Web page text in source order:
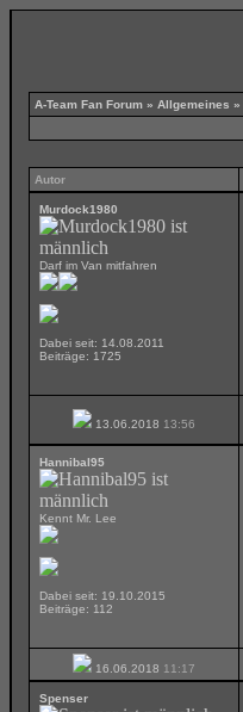
A-Team Fan Forum» Allgemeines »
Autor
Murdock1980
Darf im Van mitfahren
Dabei seit: 14.08.2011
Beiträge: 1725
13.06.2018 13:56
Hannibal95
Kennt Mr. Lee
Dabei seit: 19.10.2015
Beiträge: 112
16.06.2018 11:17
Spenser